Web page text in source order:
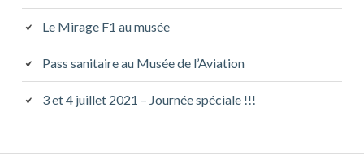
Le Mirage F1 au musée
Pass sanitaire au Musée de l’Aviation
3 et 4 juillet 2021 – Journée spéciale !!!